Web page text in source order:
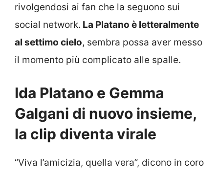
rivolgendosi ai fan che la seguono sui
social network. La Platano è letteralmente
al settimo cielo, sembra possa aver messo
il momento più complicato alle spalle.
Ida Platano e Gemma
Galgani di nuovo insieme,
la clip diventa virale
“Viva l’amicizia, quella vera”, dicono in coro